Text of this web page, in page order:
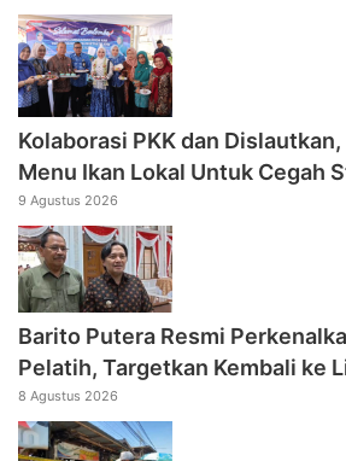
Kolaborasi PKK dan
Menu Ikan Lokal Untuk Cegah
9 Agustus 2026
Barito Putera Resmi
Pelatih, Targetkan Kembali ke
8 Agustus 2026